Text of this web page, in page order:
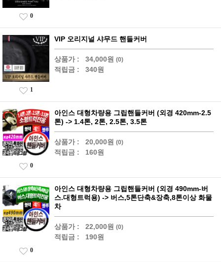
0
VIP 오리지널 샤무드 핸들커버
상품가 : 34,000원 (0)
적립금 : 340원
1
아인스 대형차량용 그립핸들커버 (외경 420mm-2.5
톤) -> 1.4톤, 2톤, 2.5톤, 3.5톤
상품가 : 20,000원 (0)
적립금 : 160원
0
아인스 대형차량용 그립핸들커버 (외경 490mm-버
스.대형트럭용) -> 버스,5톤단축&장축,8톤이상 화물
차
상품가 : 22,000원 (0)
적립금 : 190원
0